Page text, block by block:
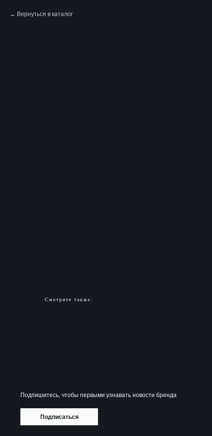
Вернуться в каталог
Смотрите также:
Подпишитесь, чтобы первыми узнавать новости бренда
Подписаться